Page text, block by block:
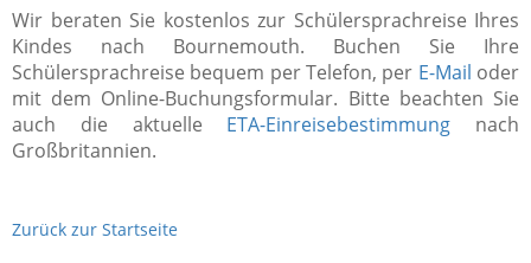
Wir beraten Sie kostenlos zur Schülersprachreise Ihres
Kindes nach Bournemouth. Buchen Sie Ihre
Schülersprachreise bequem per Telefon, per E-Mail oder
mit dem Online-Buchungsformular. Bitte beachten Sie
auch die aktuelle ETA-Einreisebestimmung nach
Großbritannien.
Zurück zur Startseite